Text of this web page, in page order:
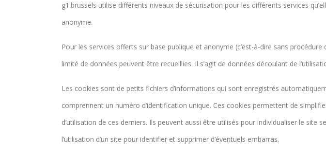
g1.brussels utilise différents niveaux de sécurisation pour les différents services
anonyme.
Pour les services offerts sur base publique et anonyme (c’est-à-dire sans
limité de données peuvent être recueillies. Il s’agit de données découlant de
Les cookies sont de petits fichiers d’informations qui sont enregistrés
comprennent un numéro d’identification unique. Ces cookies permettent de
d’utilisation de ces derniers. Ils peuvent aussi être utilisés pour individualiser le
l’utilisation d’un site pour identifier et supprimer d’éventuels embarras.